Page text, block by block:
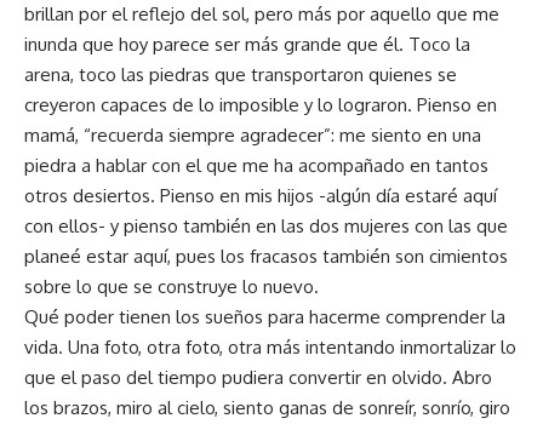
brillan por el reflejo del sol, pero más por aquello que me
inunda que hoy parece ser más grande que él. Toco la
arena, toco las piedras que transportaron quienes se
creyeron capaces de lo imposible y lo lograron. Pienso en
mamá, “recuerda siempre agradecer”: me siento en una
piedra a hablar con el que me ha acompañado en tantos
otros desiertos. Pienso en mis hijos -algún día estaré aquí
con ellos- y pienso también en las dos mujeres con las que
planeé estar aquí, pues los fracasos también son cimientos
sobre lo que se construye lo nuevo.
Qué poder tienen los sueños para hacerme comprender la
vida. Una foto, otra foto, otra más intentando inmortalizar lo
que el paso del tiempo pudiera convertir en olvido. Abro
los brazos, miro al cielo, siento ganas de sonreír, sonrío, giro